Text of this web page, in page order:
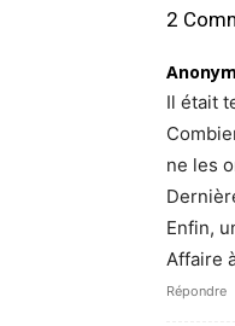
2
Il était
ne les
Enfin,
Affaire
Répondre